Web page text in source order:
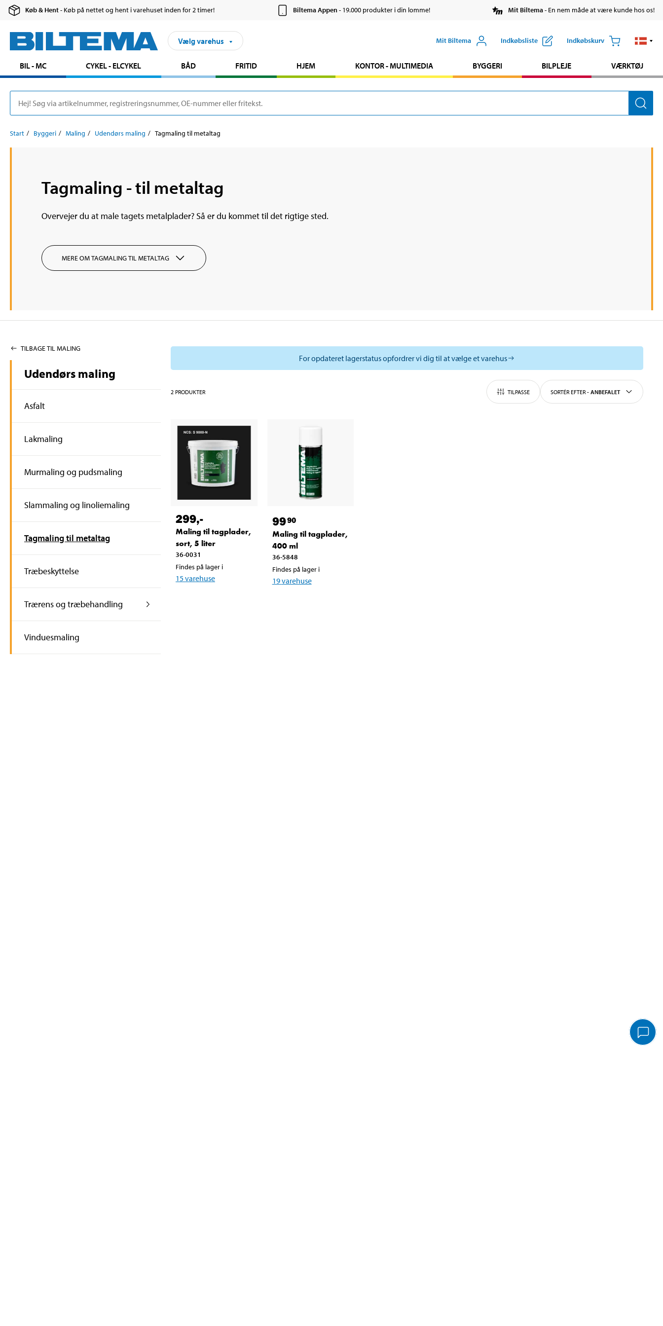
Køb & Hent- Køb på nettet og hent i varehuset inden for 2 timer! Biltema Appen- 19.000 produkter i din lomme! Mit Biltema- En nem måde at være kunde hos os!
Vælg varehus Mit Biltema Indkøbsliste Indkøbskurv
BIL - MC CYKEL - ELCYKEL BÅD FRITID HJEM KONTOR - MULTIMEDIA BYGGERI BILPLEJE VÆRKTØJ
Start Byggeri Maling Udendørs maling Tagmaling til metaltag
Tagmaling - til metaltag
Overvejer du at male tagets metalplader? Så er du kommet til det rigtige sted.
MERE OM TAGMALING TIL METALTAG
TILBAGE TIL MALING
Udendørs maling
Asfalt
Lakmaling
Murmaling og pudsmaling
Slammaling og linoliemaling
Tagmaling til metaltag
Træbeskyttelse
Trærens og træbehandling
Vinduesmaling
For opdateret lagerstatus opfordrer vi dig til at vælge et varehus
2 PRODUKTER TILPASSE SORTÉR EFTER - ANBEFALET
299,-
Maling til tagplader,
sort, 5 liter
36-0031
Findes på lager i
15varehuse
9990
Maling til tagplader,
400 ml
36-5848
Findes på lager i
19varehuse